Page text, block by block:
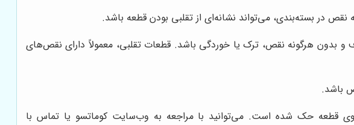
در بسته‌بندی، می‌تواند نشانه‌ای از تقلبی بودن قطعه باشد.
بدون هرگونه نقص، ترک یا خوردگی باشد. قطعات تقلبی، معمولاً دارای نقص‌های
باشد.
قطعه حک شده است. می‌توانید با مراجعه به وب‌سایت کوماتسو یا تماس با